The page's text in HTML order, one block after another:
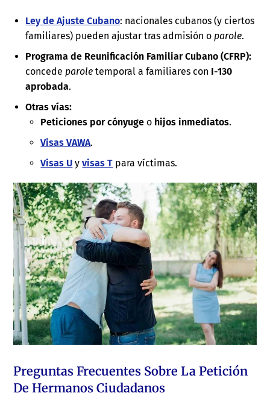
Ley de Ajuste Cubano: nacionales cubanos (y ciertos
familiares) pueden ajustar tras admisión o parole.
Programa de Reunificación Familiar Cubano (CFRP):
concede parole temporal a familiares con I-130
aprobada.
Otras vías:
Peticiones por cónyuge o hijos inmediatos.
Visas VAWA.
Visas U yvisas T para víctimas.
Preguntas Frecuentes Sobre La Petición
De Hermanos Ciudadanos